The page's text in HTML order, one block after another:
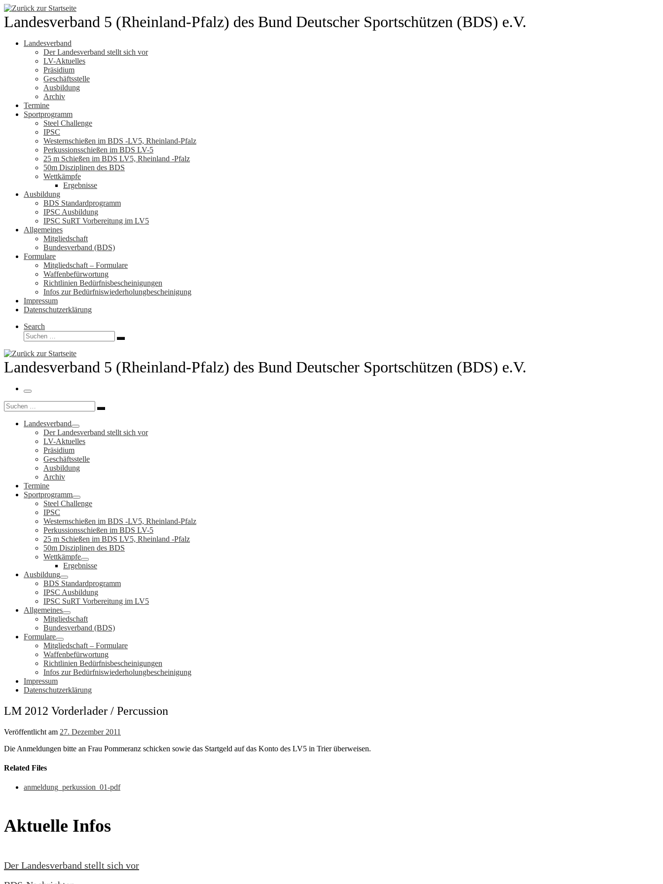
Zum
Inhalt
springen
Landesverband 5 (Rheinland-Pfalz) des Bund Deutscher Sportschützen (BDS) e.V.
Landesverband
Der Landesverband stellt sich vor
LV-Aktuelles
Präsidium
Geschäftsstelle
Ausbildung
Archiv
Termine
Sportprogramm
Steel Challenge
IPSC
Westernschießen im BDS -LV5, Rheinland-Pfalz
Perkussionsschießen im BDS LV-5
25 m Schießen im BDS LV5, Rheinland -Pfalz
50m Disziplinen des BDS
Wettkämpfe
Ergebnisse
Ausbildung
BDS Standardprogramm
IPSC Ausbildung
IPSC SuRT Vorbereitung im LV5
Allgemeines
Mitgliedschaft
Bundesverband (BDS)
Formulare
Mitgliedschaft – Formulare
Waffenbefürwortung
Richtlinien Bedürfnisbescheinigungen
Infos zur Bedürfniswiederholungbescheinigung
Impressum
Datenschutzerklärung
Search
Suche
Suchen …
Landesverband 5 (Rheinland-Pfalz) des Bund Deutscher Sportschützen (BDS) e.V.
Menü
Suche
Suchen …
Landesverband
Der Landesverband stellt sich vor
LV-Aktuelles
Präsidium
Geschäftsstelle
Ausbildung
Archiv
Termine
Sportprogramm
Steel Challenge
IPSC
Westernschießen im BDS -LV5, Rheinland-Pfalz
Perkussionsschießen im BDS LV-5
25 m Schießen im BDS LV5, Rheinland -Pfalz
50m Disziplinen des BDS
Wettkämpfe
Ergebnisse
Ausbildung
BDS Standardprogramm
IPSC Ausbildung
IPSC SuRT Vorbereitung im LV5
Allgemeines
Mitgliedschaft
Bundesverband (BDS)
Formulare
Mitgliedschaft – Formulare
Waffenbefürwortung
Richtlinien Bedürfnisbescheinigungen
Infos zur Bedürfniswiederholungbescheinigung
Impressum
Datenschutzerklärung
LM 2012 Vorderlader / Percussion
Veröffentlicht am 27. Dezember 2011
Die Anmeldungen bitte an Frau Pommeranz schicken sowie das Startgeld auf das Konto des LV5 in Trier überweisen.
Related Files
anmeldung_perkussion_01-pdf
Aktuelle Infos
Der Landesverband stellt sich vor